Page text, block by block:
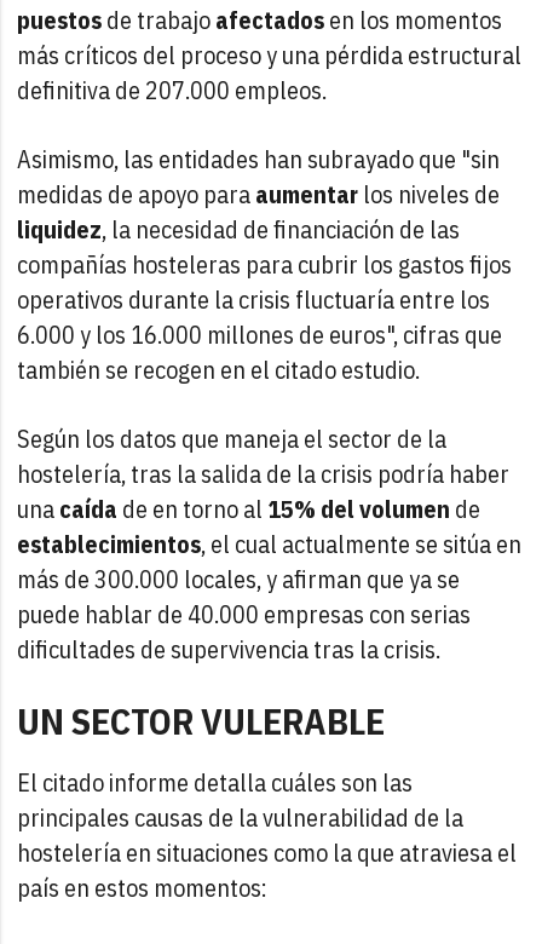
puestosde trabajoafectadosen los momentos
más críticos del proceso y una pérdida estructural
definitiva de 207.000 empleos.
Asimismo, las entidades han subrayado que "sin
medidas de apoyo paraaumentar los niveles de
liquidez, la necesidad de financiación de las
compañías hosteleras para cubrir los gastos fijos
operativos durante la crisis fluctuaría entre los
6.000 y los 16.000 millones de euros", cifras que
también se recogen en el citado estudio.
Según los datos que maneja el sector de la
hostelería, tras la salida de la crisis podría haber
unacaída de en torno al 15% del volumen de
establecimientos, el cual actualmente se sitúa en
más de 300.000 locales, y afirman que ya se
puede hablar de 40.000 empresas con serias
dificultades de supervivencia tras la crisis.
UN SECTOR VULERABLE
El citado informe detalla cuáles son las
principales causas de la vulnerabilidad de la
hostelería en situaciones como la que atraviesa el
país en estos momentos: